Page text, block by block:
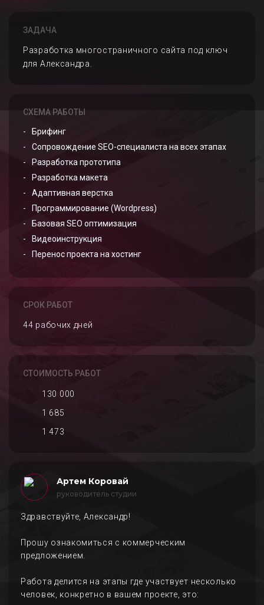
ЗАДАЧА
Разработка многостраничного сайта под ключ
для Александра.
СХЕМА РАБОТЫ
Брифинг
Сопровождение SEO-специалиста на всех этапах
Разработка прототипа
Разработка макета
Адаптивная верстка
Программирование (Wordpress)
Базовая SEO оптимизация
Видеоинструкция
Перенос проекта на хостинг
СРОК РАБОТ
44 рабочих дней
СТОИМОСТЬ РАБОТ
130 000
1 685
1 473
Артем Коровай
руководитель студии
Здравствуйте, Александр!
Прошу ознакомиться с коммерческим
предложением.
Работа делится на этапы где участвует несколько
человек, конкретно в вашем проекте, это: